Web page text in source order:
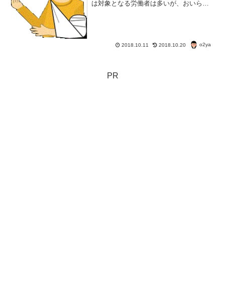
は対象となる労働者は多いが、おいらも
2018.10.11 2018.10.20 o2ya
PR